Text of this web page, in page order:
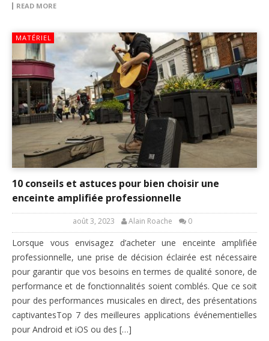
READ MORE
MATÉRIEL
10 conseils et astuces pour bien choisir une
enceinte amplifiée professionnelle
août 3, 2023 Alain Roache 0
Lorsque vous envisagez d’acheter une enceinte amplifiée
professionnelle, une prise de décision éclairée est nécessaire
pour garantir que vos besoins en termes de qualité sonore, de
performance et de fonctionnalités soient comblés. Que ce soit
pour des performances musicales en direct, des présentations
captivantesTop 7 des meilleures applications événementielles
pour Android et iOS ou des […]